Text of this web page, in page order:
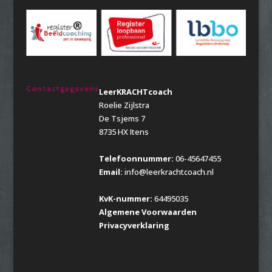
Contactgegevens LeerKRACHTcoach
Roelie Zijlstra
De Tsjems 7
8735 HX Itens
Telefoonnummer: 06-45647455
Email: info@leerkrachtcoach.nl
KvK-nummer: 64495035
Algemene Voorwaarden
Privacyverklaring